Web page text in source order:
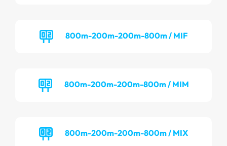
800m-200m-200m-800m / MIF
800m-200m-200m-800m / MIM
800m-200m-200m-800m / MIX